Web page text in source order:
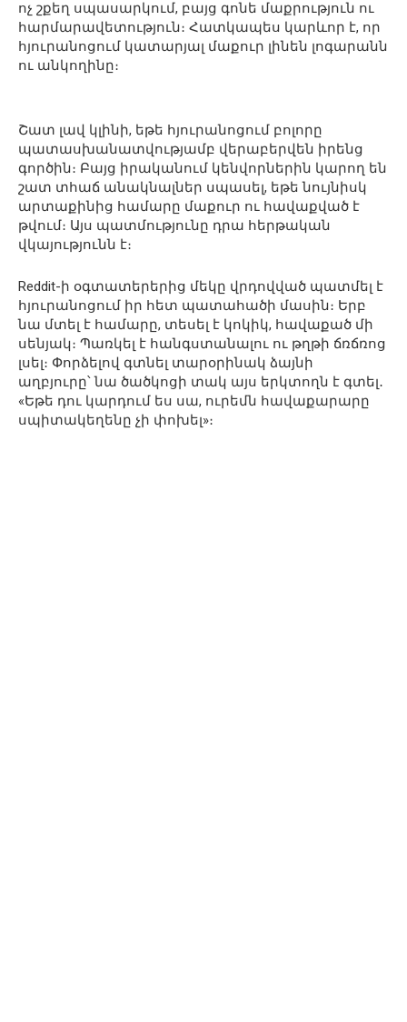
ոչ շքեղ սպասարկում, բայց գոնե մաքրություն ու
հարմարավետություն։ Հատկապես կարևոր է, որ
հյուրանոցում կատարյալ մաքուր լինեն լոգարանն
ու անկողինը։
Շատ լավ կլինի, եթե հյուրանոցում բոլորը
պատասխանատվությամբ վերաբերվեն իրենց
գործին։ Բայց իրականում կենվորներին կարող են
շատ տհաճ անակնալներ սպասել, եթե նույնիսկ
արտաքինից համարը մաքուր ու հավաքված է
թվում։ Այս պատմությունը դրա հերթական
վկայությունն է։
Reddit-ի օգտատերերից մեկը վրդովված պատմել է
հյուրանոցում իր հետ պատահածի մասին։ Երբ
նա մտել է համարը, տեսել է կոկիկ, հավաքած մի
սենյակ։ Պառկել է հանգստանալու ու թղթի ճռճռոց
լսել։ Փորձելով գտնել տարօրինակ ձայնի
աղբյուրը՝ նա ծածկոցի տակ այս երկտողն է գտել․
«Եթե դու կարդում ես սա, ուրեմն հավաքարարը
սպիտակեղենը չի փոխել»։